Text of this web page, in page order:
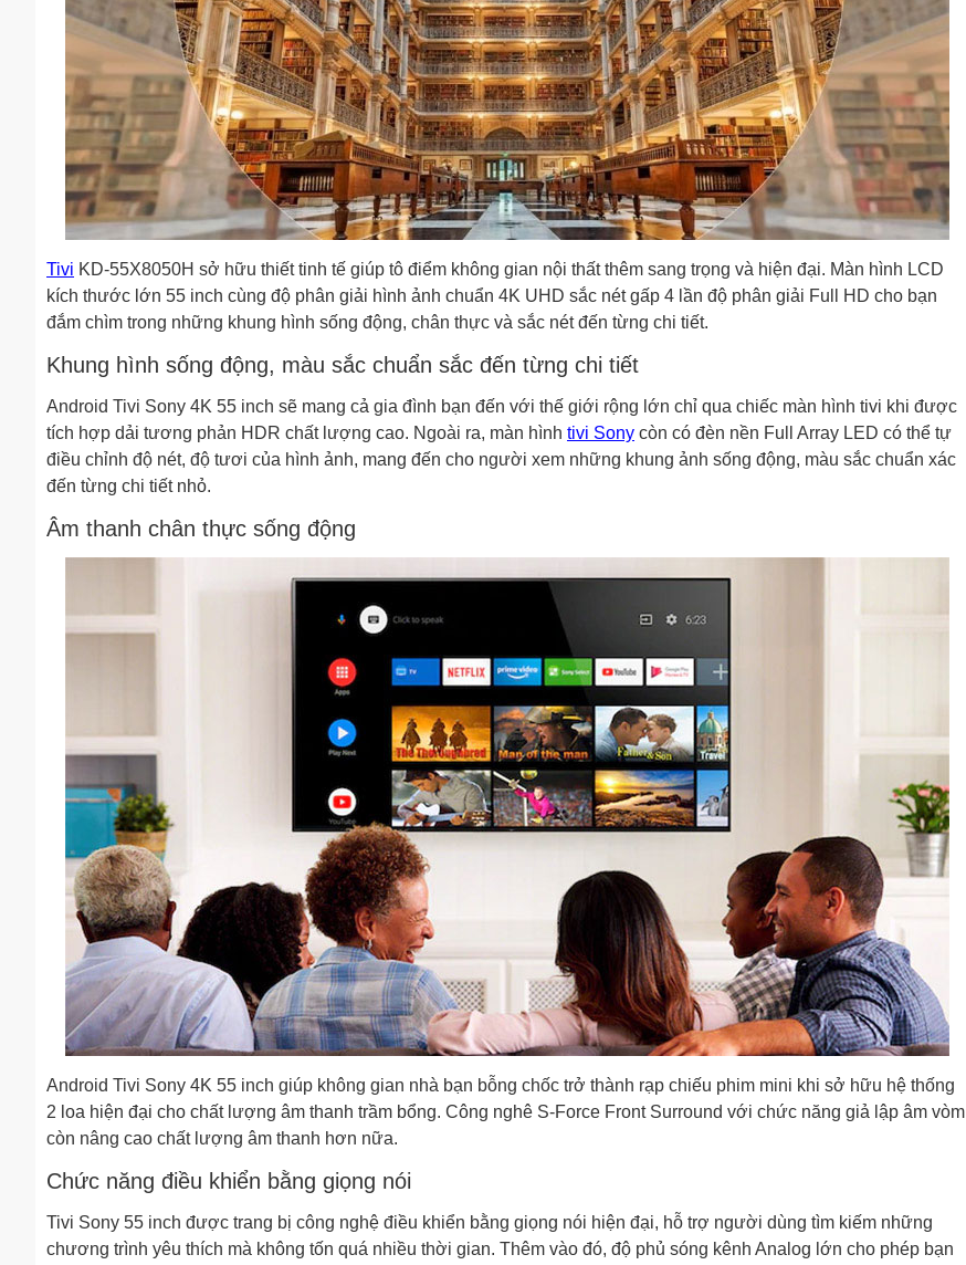
Tivi KD-55X8050H sở hữu thiết tinh tế giúp tô điểm không gian nội thất thêm sang trọng và hiện đại. Màn hình LCD
kích thước lớn 55 inch cùng độ phân giải hình ảnh chuẩn 4K UHD sắc nét gấp 4 lần độ phân giải Full HD cho bạn
đắm chìm trong những khung hình sống động, chân thực và sắc nét đến từng chi tiết.
Khung hình sống động, màu sắc chuẩn sắc đến từng chi tiết
Android Tivi Sony 4K 55 inch sẽ mang cả gia đình bạn đến với thế giới rộng lớn chỉ qua chiếc màn hình tivi khi được
tích hợp dải tương phản HDR chất lượng cao. Ngoài ra, màn hình tivi Sony còn có đèn nền Full Array LED có thể tự
điều chỉnh độ nét, độ tươi của hình ảnh, mang đến cho người xem những khung ảnh sống động, màu sắc chuẩn xác
đến từng chi tiết nhỏ.
Âm thanh chân thực sống động
Android Tivi Sony 4K 55 inch giúp không gian nhà bạn bỗng chốc trở thành rạp chiếu phim mini khi sở hữu hệ thống
2 loa hiện đại cho chất lượng âm thanh trầm bổng. Công nghê S-Force Front Surround với chức năng giả lập âm vòm
còn nâng cao chất lượng âm thanh hơn nữa.
Chức năng điều khiển bằng giọng nói
Tivi Sony 55 inch được trang bị công nghệ điều khiển bằng giọng nói hiện đại, hỗ trợ người dùng tìm kiếm những
chương trình yêu thích mà không tốn quá nhiều thời gian. Thêm vào đó, độ phủ sóng kênh Analog lớn cho phép bạn